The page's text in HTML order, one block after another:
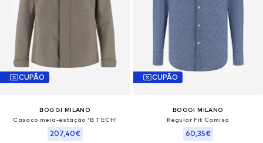
CUPÃO
BOGGI MILANO
Casaco meia-estação 'B TECH'
207,40€
CUPÃO
BOGGI MILANO
Regular Fit Camisa
60,35€